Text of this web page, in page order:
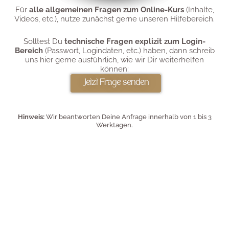
Für alle allgemeinen Fragen zum Online-Kurs (Inhalte,
Videos, etc.), nutze zunächst gerne unseren Hilfebereich.
Solltest Du technische Fragen explizit zum Login-
Bereich(Passwort, Logindaten, etc.) haben, dann schreib
uns hier gerne ausführlich, wie wir Dir weiterhelfen
können:
Jetzt Frage senden
Hinweis:Wir beantworten Deine Anfrage innerhalb von 1 bis 3
Werktagen.